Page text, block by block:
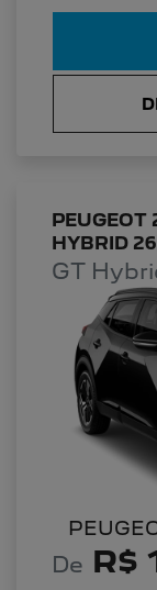
PEUGEOT
HYBRID
GT
De R$